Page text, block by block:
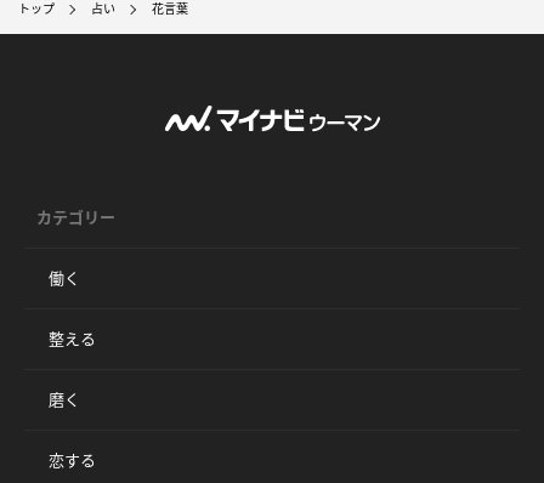
トップ 占い 花言葉
カテゴリー
働く
整える
磨く
恋する